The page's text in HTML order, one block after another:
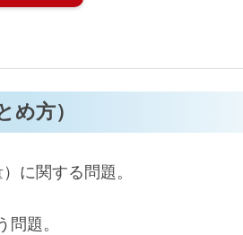
め方）
に関する問題。
題。